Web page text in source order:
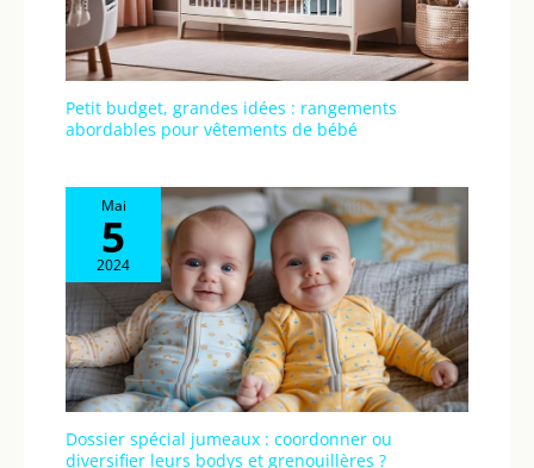
Petit budget, grandes idées : rangements
abordables pour vêtements de bébé
Mai
5
2024
Dossier spécial jumeaux : coordonner ou
diversifier leurs bodys et grenouillères ?